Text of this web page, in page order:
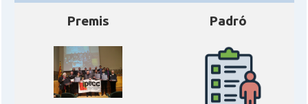
Ambaixada espanyola a Estats Units
* + ambaixades i consolats
Premis Padró